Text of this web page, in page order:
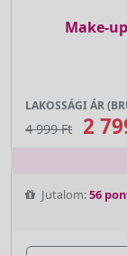
Make-
LAKOSSÁGI ÁR
4 999 Ft 2
Jutalom:56